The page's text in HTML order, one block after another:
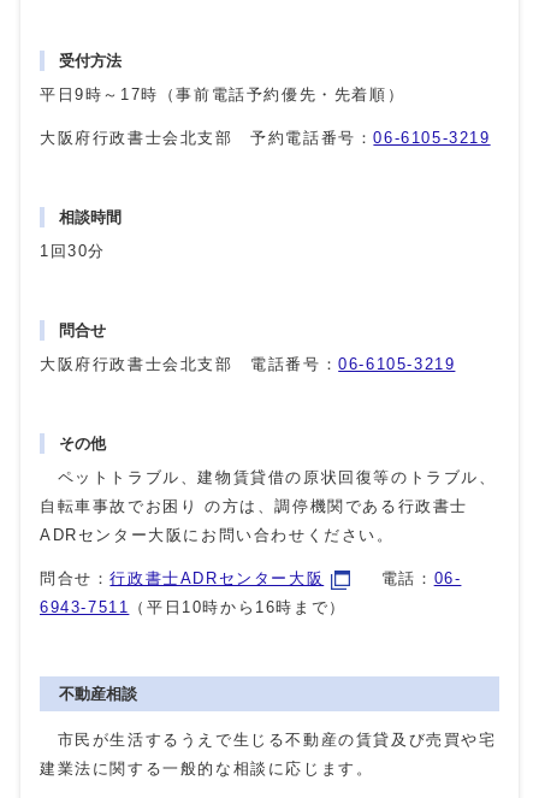
受付方法
平日9時～17時（事前電話予約優先・先着順）
大阪府行政書士会北支部 予約電話番号：06-6105-3219
相談時間
1回30分
問合せ
大阪府行政書士会北支部 電話番号：06-6105-3219
その他
ペットトラブル、建物賃貸借の原状回復等のトラブル、
自転車事故でお困り の方は、調停機関である行政書士
ADRセンター大阪にお問い合わせください。
問合せ：行政書士ADRセンター大阪 電話： 06‐
6943‐7511
（平日10時から16時まで）
不動産相談
市民が生活するうえで生じる不動産の賃貸及び売買や宅
建業法に関する一般的な相談に応じます。